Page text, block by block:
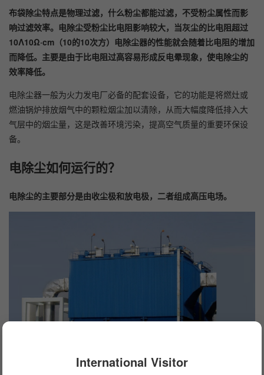
布袋除尘特点是物理过滤，什么粉尘都能过滤，不受粉尘属性而影
响过滤效率。电除尘受粉尘比电阻影响较大，当灰尘的比电阻超过
10Λ10Ω·cm（10的10次方）电除尘器的性能就会随着比电阻的增加
而降低。主要是由于比电阻过高容易形成反电晕现象，使电除尘的
效率降低。
电除尘器一般为火力发电厂必备的配套设备，它的功能是将燃灶或
燃油锅炉排放烟气中的颗粒烟尘加以清除，从而大幅度降低排入大
气层中的烟尘量，这是改善环境污染，提高空气质量的重要环保设
备。
电除尘如何运行的？
电除尘的主要部分是由收尘极和放电极，二者组成高压电场。
International Visitor